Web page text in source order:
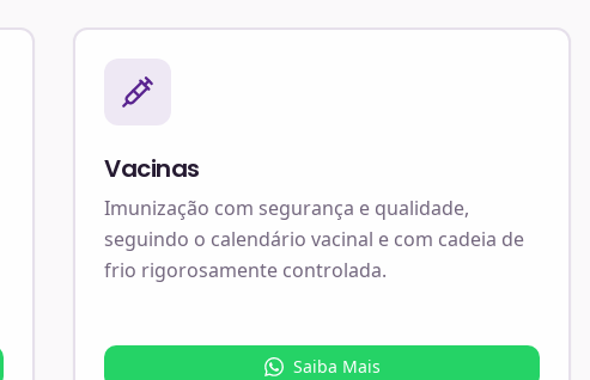
Vacinas
Imunização com segurança e qualidade,
seguindo o calendário vacinal e com cadeia de
frio rigorosamente controlada.
Saiba Mais